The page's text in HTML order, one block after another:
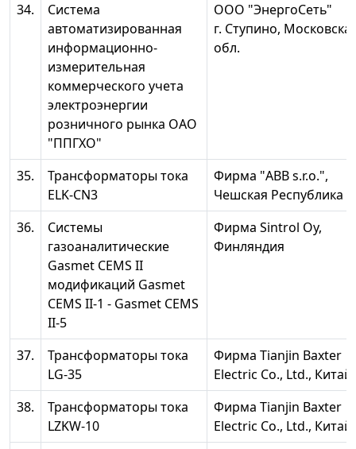
34.
Система
автоматизированная
информационно-
измерительная
коммерческого учета
электроэнергии
розничного рынка ОАО
"ППГХО"
ООО "ЭнергоСеть"
г. Ступино,
обл.
35.
Трансформаторы тока
ELK-CN3
Фирма "ABB s.r.o.",
Чешская Республика
36.
Системы
газоаналитические
Gasmet CEMS II
модификаций Gasmet
CEMS II-1 - Gasmet CEMS
II-5
Фирма Sintrol Oy,
Финляндия
37.
Трансформаторы тока
LG-35
Фирма Tianjin Baxter
Electric Co., Ltd., Китай
38.
Трансформаторы тока
LZKW-10
Фирма Tianjin Baxter
Electric Co., Ltd., Китай